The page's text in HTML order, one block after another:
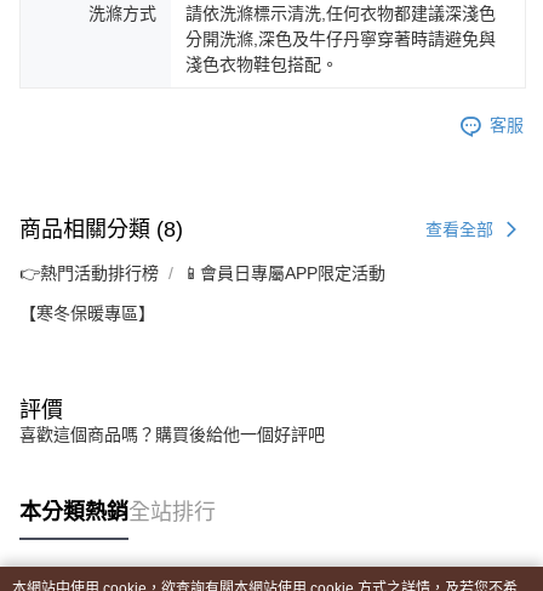
洗滌方式
請依洗滌標示清洗,任何衣物都建議深淺色
分開洗滌,深色及牛仔丹寧穿著時請避免與
淺色衣物鞋包搭配。
客服
商品相關分類 (8) 查看全部
👉熱門活動排行榜 📱會員日專屬APP限定活動
【寒冬保暖專區】
評價
喜歡這個商品嗎？購買後給他一個好評吧
本分類熱銷全站排行